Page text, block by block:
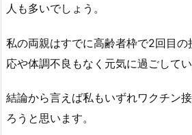
人も多いでしょう。
私の両親はすでに高齢者枠で2回目の
応や体調不良もなく元気に過ごしてい
結論から言えば私もいずれワクチン
ろうと思います。